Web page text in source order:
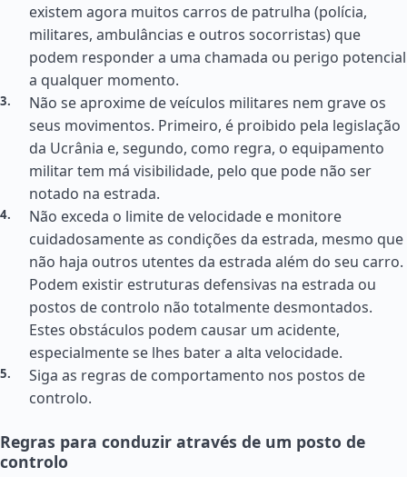
existem agora muitos carros de patrulha (polícia,
militares, ambulâncias e outros socorristas) que
podem responder a uma chamada ou perigo potencial
a qualquer momento.
Não se aproxime de veículos militares nem grave os
seus movimentos. Primeiro, é proibido pela legislação
da Ucrânia e, segundo, como regra, o equipamento
militar tem má visibilidade, pelo que pode não ser
notado na estrada.
Não exceda o limite de velocidade e monitore
cuidadosamente as condições da estrada, mesmo que
não haja outros utentes da estrada além do seu carro.
Podem existir estruturas defensivas na estrada ou
postos de controlo não totalmente desmontados.
Estes obstáculos podem causar um acidente,
especialmente se lhes bater a alta velocidade.
Siga as regras de comportamento nos postos de
controlo.
Regras para conduzir através de um posto de
controlo